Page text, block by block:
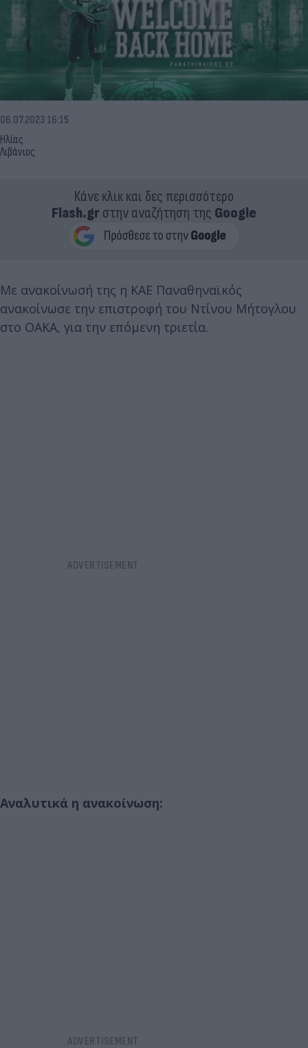
Ηλίας
Λιβάνιος
06.07.2023 16:15
Κάνε κλικ και δες περισσότερο
Flash.grστην αναζήτηση της Google
Με ανακοίνωσή της η ΚΑΕ Παναθηναϊκός
ανακοίνωσε την επιστροφή του Ντίνου Μήτογλου
στο ΟΑΚΑ, για την επόμενη τριετία.
Αναλυτικά η ανακοίνωση: